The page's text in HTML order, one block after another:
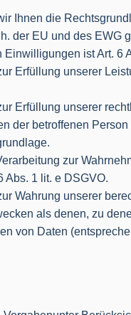
Ihnen die
der EU und des
ist Art. 6
Erfüllung unserer
Erfüllung unserer
der betroffenen
zur
Abs. 1 lit. e DSGVO.
Wahrung unserer
als denen, zu
von Daten